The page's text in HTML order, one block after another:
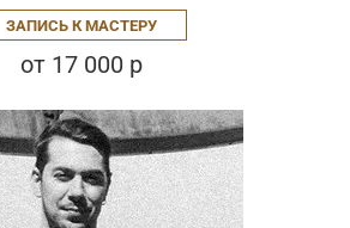
ЗАПИСЬ К МАСТЕРУ
от 17 000 р